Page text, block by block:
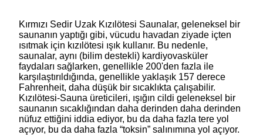
Kırmızı Sedir Uzak Kızılötesi Saunalar, geleneksel bir
saunanın yaptığı gibi, vücudu havadan ziyade içten
ısıtmak için kızılötesi ışık kullanır. Bu nedenle,
saunalar, aynı (bilim destekli) kardiyovasküler
faydaları sağlarken, genellikle 200'den fazla ile
karşılaştırıldığında, genellikle yaklaşık 157 derece
Fahrenheit, daha düşük bir sıcaklıkta çalışabilir.
Kızılötesi-Sauna üreticileri, ışığın cildi geleneksel bir
saunanın sıcaklığından daha derinden daha derinden
nüfuz ettiğini iddia ediyor, bu da daha fazla tere yol
açıyor, bu da daha fazla “toksin” salınımına yol açıyor.